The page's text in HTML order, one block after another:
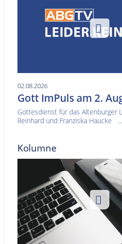
02.08.2026
Gott ImPuls am 2.
Gottesdienst für das Altenburger
Reinhard und Franziska Haucke ...
Kolumne